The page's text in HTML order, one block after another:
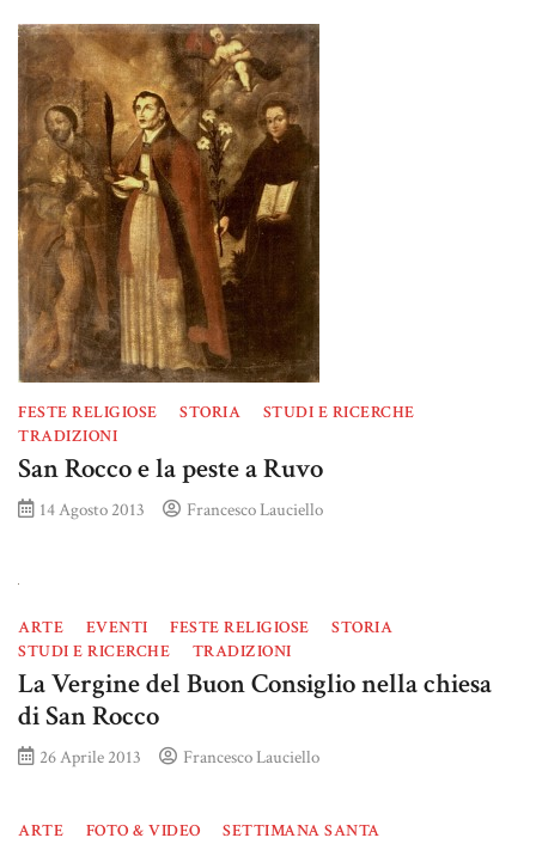
FESTE RELIGIOSE STORIA
STUDI E RICERCHE
TRADIZIONI
San Rocco e la peste a Ruvo
14 Agosto 2013 Francesco Lauciello
ARTE EVENTI FESTE RELIGIOSE
STORIA
STUDI E RICERCHE
TRADIZIONI
La Vergine del Buon Consiglio nella chiesa
di San Rocco
26 Aprile 2013 Francesco Lauciello
ARTE FOTO & VIDEO SETTIMANA SANTA